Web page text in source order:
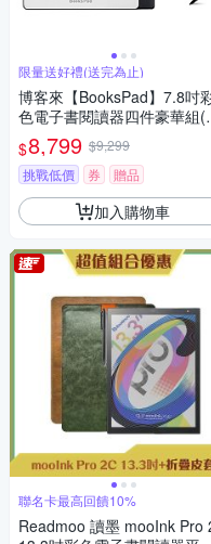
限量送好禮(送完為止)
博客來【BooksPad】7.8吋
色電子書閱讀器四件豪華組(
色主機+黑筆+筆芯+殼)
$8,799 $9,299
挑戰低價
券 贈品
加入購物車
聯名卡最高回饋10%
Readmoo 讀墨 mooInk Pro